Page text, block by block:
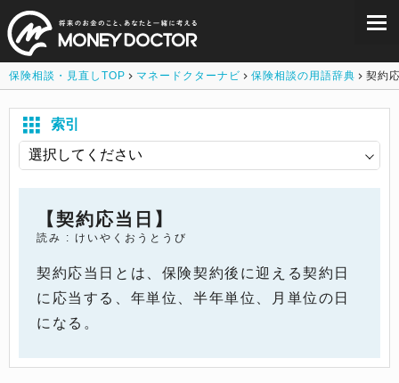
保険相談・見直しTOP マネードクターナビ 保険相談の用語辞典 契約
索引
【契約応当日】
読み : けいやくおうとうび
契約応当日とは、保険契約後に迎える契約日
に応当する、年単位、半年単位、月単位の日
になる。